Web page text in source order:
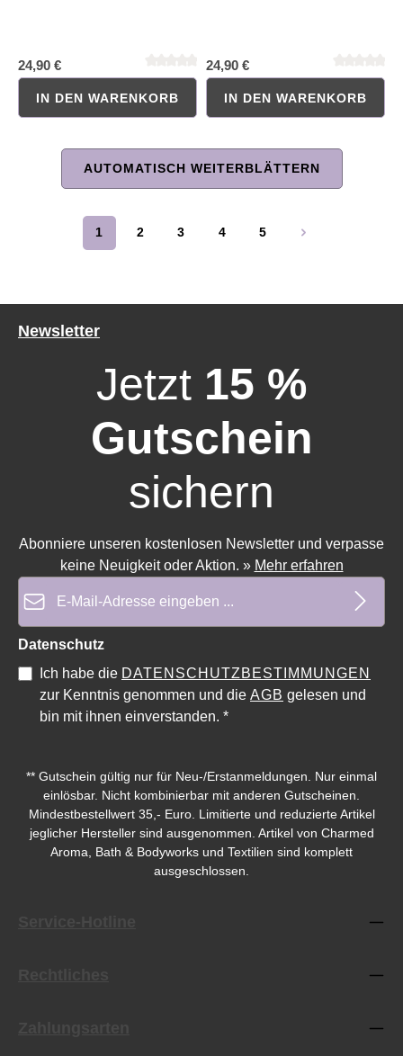
Durchschnittliche Bewertung von 0 von 5 SternenDurchschnittliche Bewertung
24,90 €
Durchschnittliche Bewertung von 0 von 5 Sternen
IN DEN WARENKORB
24,90 €
IN DEN WARENKORB
AUTOMATISCH WEITERBLÄTTERN
Seite
1
Seite
2
Seite
3
Seite
4
Seite
5
Newsletter
Jetzt 15 %
Gutschein
sichern
Abonniere unseren kostenlosen Newsletter und verpasse
keine Neuigkeit oder Aktion. » Mehr erfahren
Datenschutz
Ich habe die DATENSCHUTZBESTIMMUNGEN
zur Kenntnis genommen und die AGB gelesen und
bin mit ihnen einverstanden. *
** Gutschein gültig nur für Neu-/Erstanmeldungen. Nur einmal
einlösbar. Nicht kombinierbar mit anderen Gutscheinen.
Mindestbestellwert 35,- Euro. Limitierte und reduzierte Artikel
jeglicher Hersteller sind ausgenommen. Artikel von Charmed
Aroma, Bath & Bodyworks und Textilien sind komplett
ausgeschlossen.